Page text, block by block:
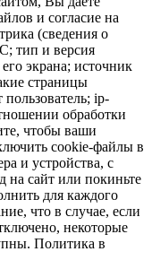
и согласие на
(сведения о
тип и версия
экрана; источник
страницы
ip-
обработки
чтобы ваши
cookie-файлы в
и устройства, с
на сайт или покиньте
для каждого
что в случае, если
некоторые
Политика в